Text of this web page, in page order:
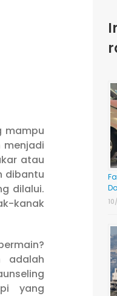
mampu
atau
dibantu
dilalui.
kanak
adalah
yang